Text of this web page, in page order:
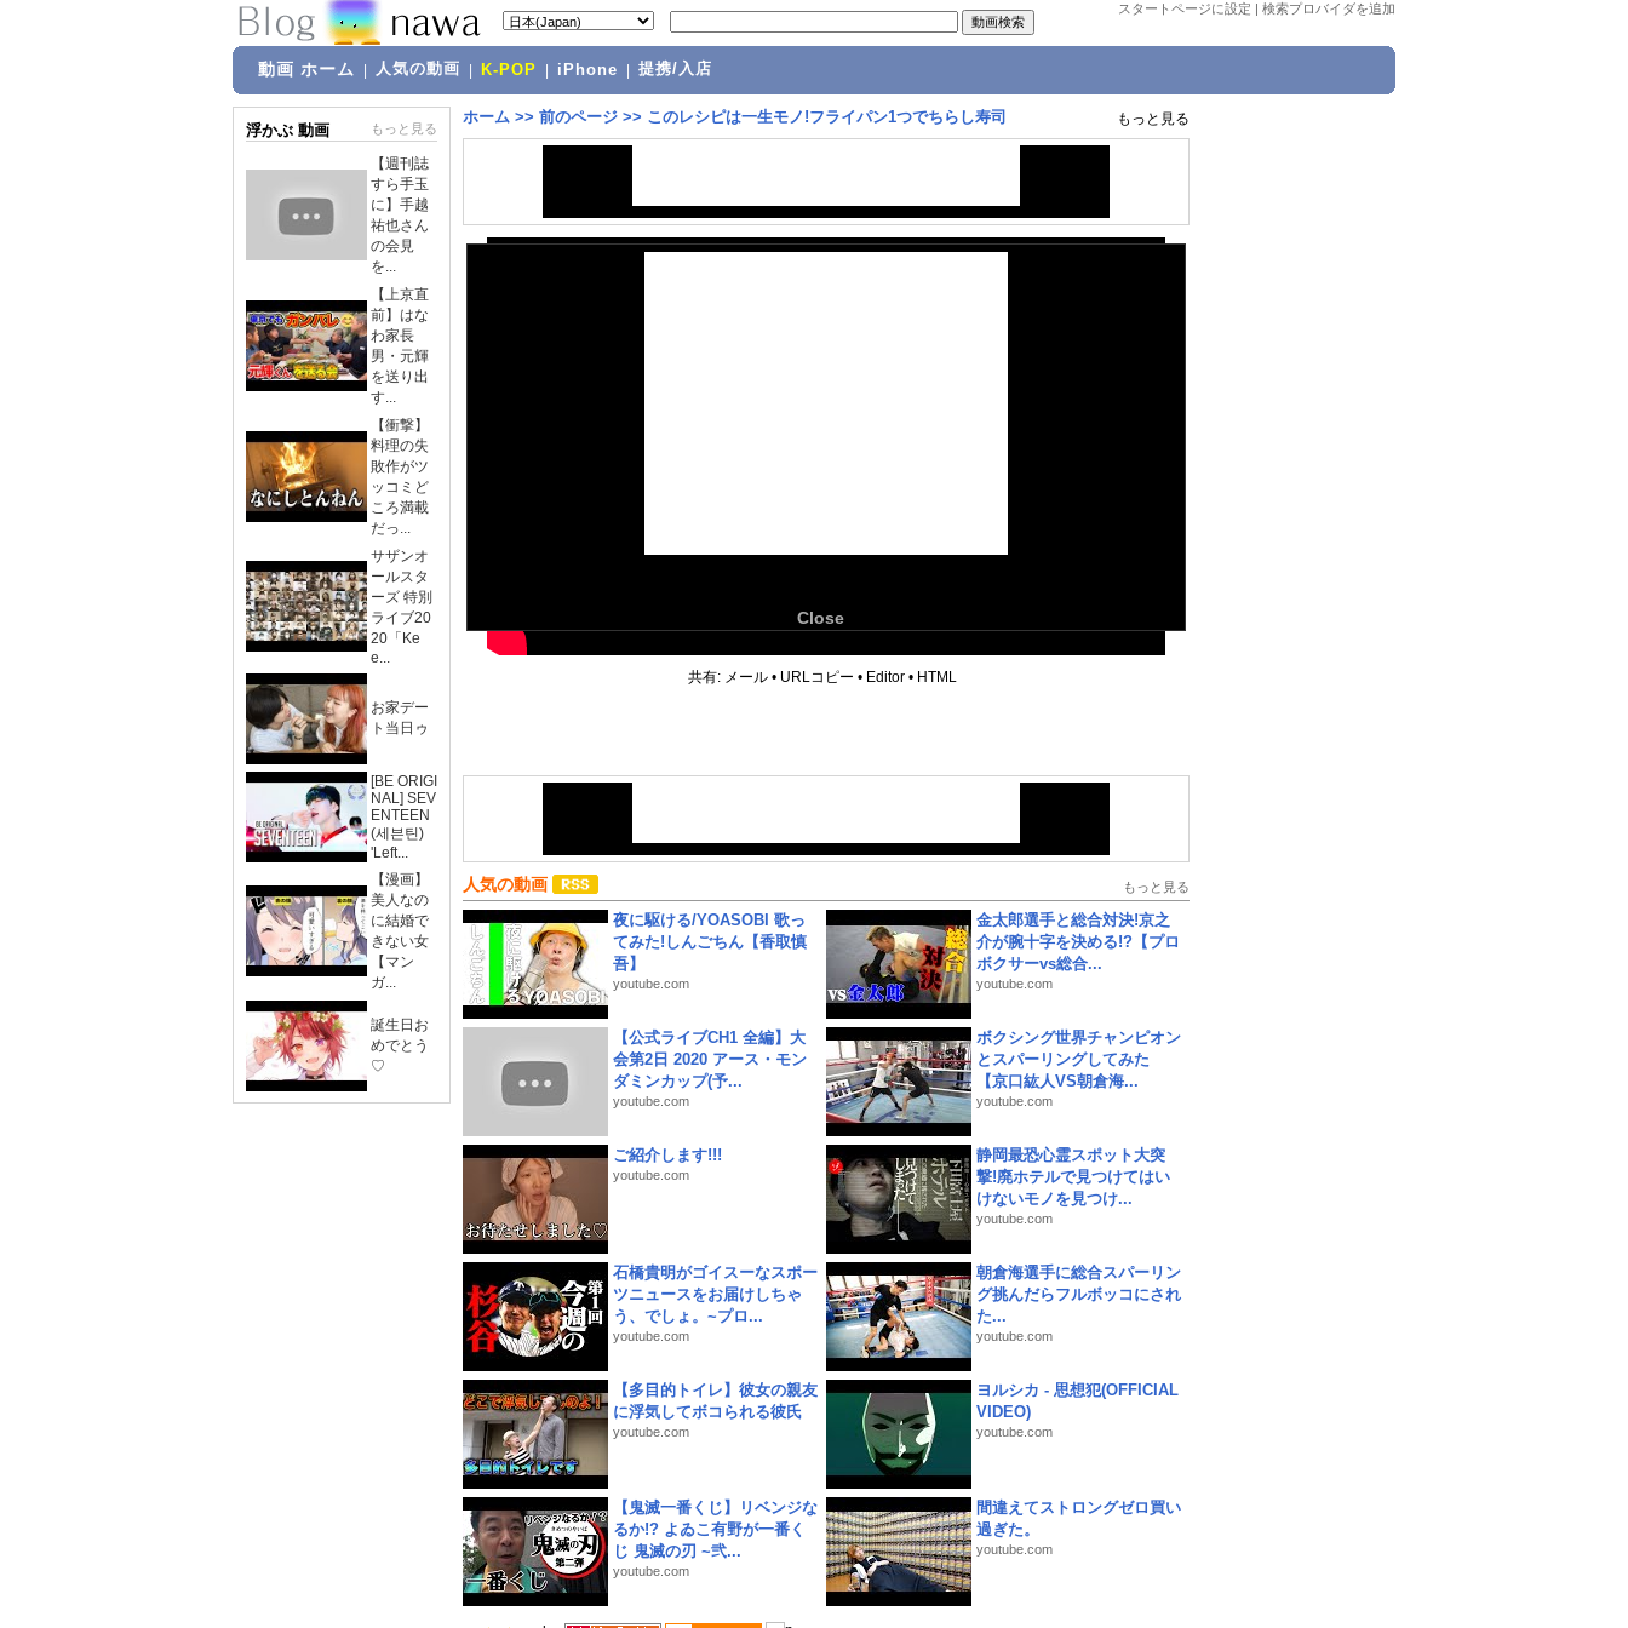
スタートページに設定 | 検索プロバイダを追加
動画 ホーム 人気の動画 K-POP iPhone 提携/入店
浮かぶ 動画 もっと見る
【週刊誌
すら手玉
に】手越
祐也さん
の会見
を...
【上京直
前】はな
わ家長
男・元輝
を送り出
す...
【衝撃】
料理の失
敗作がツ
ッコミど
ころ満載
だっ...
サザンオ
ールスタ
ーズ 特別
ライブ20
20「Ke
e...
お家デー
ト当日ゥ
[BE ORIGI
NAL] SEV
ENTEEN
(세븐틴)
'Left...
【漫画】
美人なの
に結婚で
きない女
【マン
ガ...
誕生日お
めでとう
♡
ホーム >> 前のページ >> このレシピは一生モノ!フライパン1つでちらし寿司 もっと見る
Close
共有: メール • URLコピー • Editor • HTML
人気の動画 もっと見る
夜に駆ける/YOASOBI 歌っ
てみた!しんごちん【香取慎
吾】
youtube.com
金太郎選手と総合対決!京之
介が腕十字を決める!?【プロ
ボクサーvs総合...
youtube.com
【公式ライブCH1 全編】大
会第2日 2020 アース・モン
ダミンカップ(予...
youtube.com
ボクシング世界チャンピオン
とスパーリングしてみた
【京口紘人VS朝倉海...
youtube.com
ご紹介します!!!
youtube.com
静岡最恐心霊スポット大突
撃!廃ホテルで見つけてはい
けないモノを見つけ...
youtube.com
石橋貴明がゴイスーなスポー
ツニュースをお届けしちゃ
う、でしょ。~プロ...
youtube.com
朝倉海選手に総合スパーリン
グ挑んだらフルボッコにされ
た...
youtube.com
【多目的トイレ】彼女の親友
に浮気してボコられる彼氏
youtube.com
ヨルシカ - 思想犯(OFFICIAL
VIDEO)
youtube.com
【鬼滅一番くじ】リベンジな
るか!? よゐこ有野が一番く
じ 鬼滅の刃 ~弐...
youtube.com
間違えてストロングゼロ買い
過ぎた。
youtube.com